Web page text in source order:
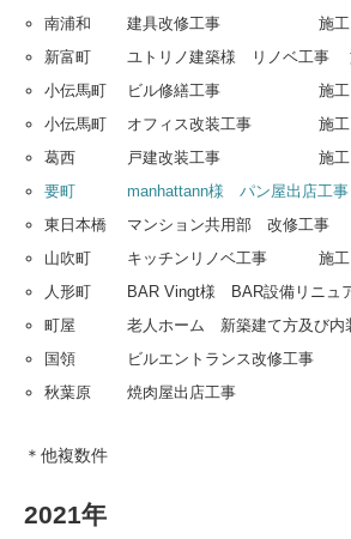
南浦和 建具改修工事 施工
新富町 ユトリノ建築様 リノベ工事
小伝馬町 ビル修繕工事 施工
小伝馬町 オフィス改装工事 施工
葛西 戸建改装工事 施工
要町 manhattann様 パン屋出店工
東日本橋 マンション共用部 改修工
山吹町 キッチンリノベ工事 施工
人形町 BAR Vingt様 BAR設備リニュ
町屋 老人ホーム 新築建て方及び内
国領 ビルエントランス改修
秋葉原 焼肉屋出店工
＊他複数件
2021年